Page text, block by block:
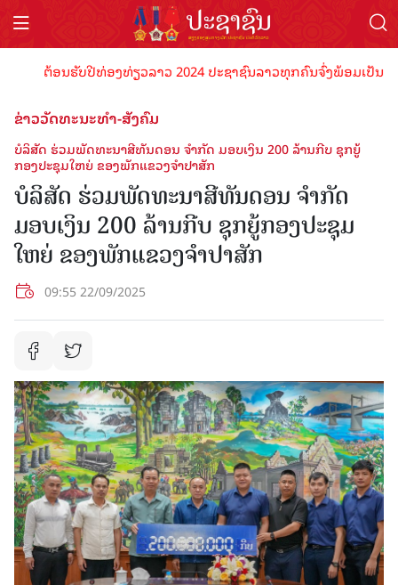
ຕ້ອນຮັບປີທ່ອງທ່ຽວລາວ 2024 ປະຊາຊົນລາວທຸກຄົນຈົ່ງພ້ອມເປັນເ
ຂ່າວວັດທະນະທຳ-ສັງຄົມ
ບໍລິສັດ ຮ່ວມພັດທະນາສີທັນດອນ ຈຳກັດ ມອບເງິນ 200 ລ້ານກີບ ຊຸກຍູ້
ກອງປະຊຸມໃຫຍ່ ຂອງພັກແຂວງຈຳປາສັກ
ບໍລິສັດ ຮ່ວມພັດທະນາສີທັນດອນ ຈຳກັດ
ມອບເງິນ 200 ລ້ານກີບ ຊຸກຍູ້ກອງປະຊຸມ
ໃຫຍ່ ຂອງພັກແຂວງຈຳປາສັກ
09:55 22/09/2025